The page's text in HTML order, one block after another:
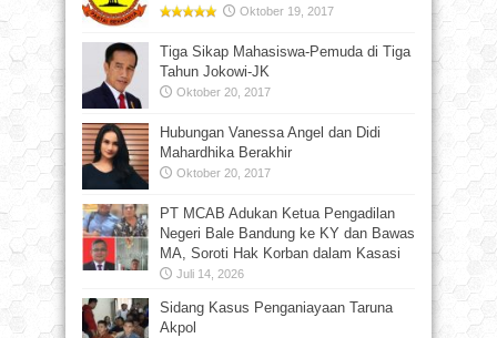
Oktober 19, 2017
Tiga Sikap Mahasiswa-Pemuda di Tiga
Tahun Jokowi-JK
Oktober 20, 2017
Hubungan Vanessa Angel dan Didi
Mahardhika Berakhir
Oktober 20, 2017
PT MCAB Adukan Ketua Pengadilan
Negeri Bale Bandung ke KY dan Bawas
MA, Soroti Hak Korban dalam Kasasi
Juli 14, 2026
Sidang Kasus Penganiayaan Taruna
Akpol